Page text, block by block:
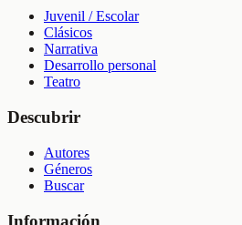
Juvenil / Escolar
Clásicos
Narrativa
Desarrollo personal
Teatro
Descubrir
Autores
Géneros
Buscar
Información